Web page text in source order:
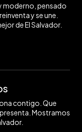
moderno, pensado
y se une.
de El Salvador.
contigo. Que
Mostramos